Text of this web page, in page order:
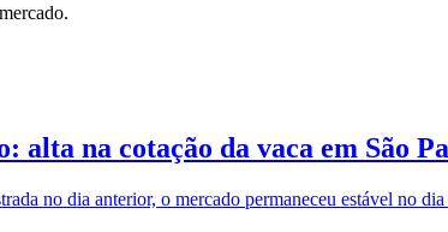
alta na cotação da vaca em São
no dia anterior, o mercado permaneceu estável no